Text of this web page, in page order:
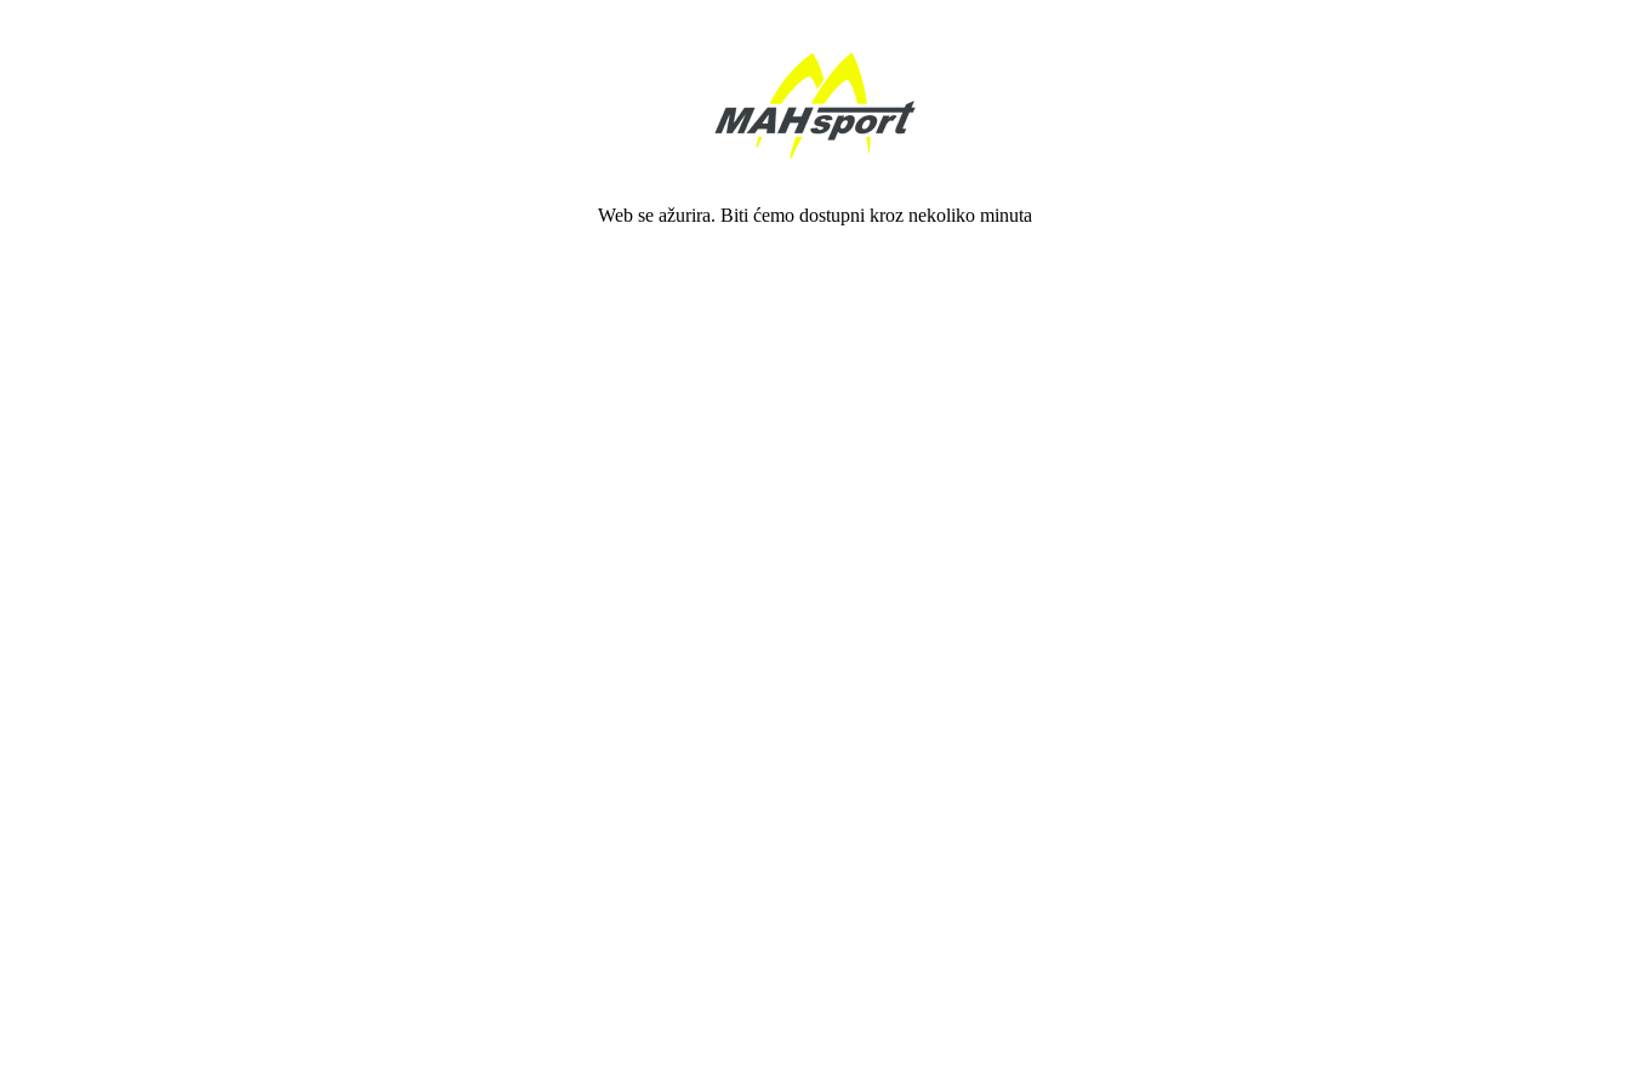
Web se ažurira. Biti ćemo dostupni kroz nekoliko minuta